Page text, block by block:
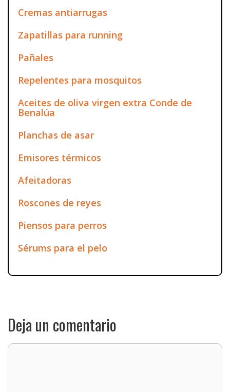
Cremas antiarrugas
Zapatillas para running
Pañales
Repelentes para mosquitos
Aceites de oliva virgen extra Conde de
Benalúa
Planchas de asar
Emisores térmicos
Afeitadoras
Roscones de reyes
Piensos para perros
Sérums para el pelo
Deja un comentario
Comentario